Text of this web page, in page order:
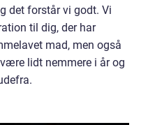
det forstår vi godt. Vi
til dig, der har
mad, men også
lidt nemmere i år og